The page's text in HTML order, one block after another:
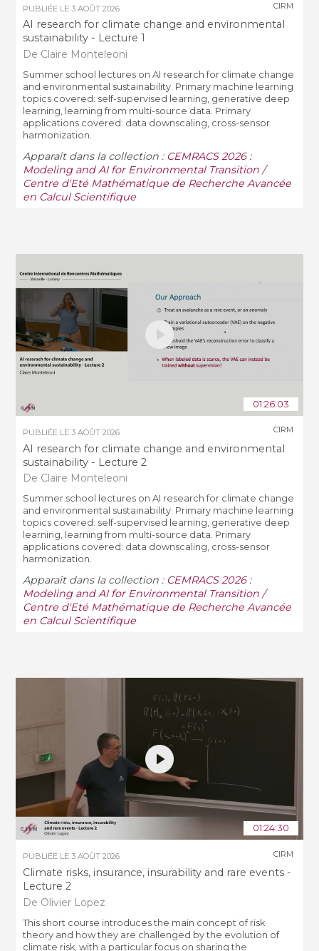
PUBLIÉE LE3 AOÛT 2026
AI research for climate change and environmental
sustainability - Lecture 1
De Claire Monteleoni
CIRM
Summer school lectures on AI research for climate change
and environmental sustainability. Primary machine learning
topics covered: self-supervised learning, generative deep
learning, learning from multi-source data. Primary
applications covered: data downscaling, cross-sensor
harmonization.
Apparaît dans la collection : CEMRACS 2026 :
Modeling and AI for Environmental Transition /
Centre d'Eté Mathématique de Recherche Avancée
en Calcul Scientifique
01:26:03
PUBLIÉE LE3 AOÛT 2026
AI research for climate change and environmental
sustainability - Lecture 2
De Claire Monteleoni
CIRM
Summer school lectures on AI research for climate change
and environmental sustainability. Primary machine learning
topics covered: self-supervised learning, generative deep
learning, learning from multi-source data. Primary
applications covered: data downscaling, cross-sensor
harmonization.
Apparaît dans la collection : CEMRACS 2026 :
Modeling and AI for Environmental Transition /
Centre d'Eté Mathématique de Recherche Avancée
en Calcul Scientifique
01:24:30
PUBLIÉE LE3 AOÛT 2026
Climate risks, insurance, insurability and rare events -
Lecture 2
De Olivier Lopez
CIRM
This short course introduces the main concept of risk
theory and how they are challenged by the evolution of
climate risk, with a particular focus on sharing the